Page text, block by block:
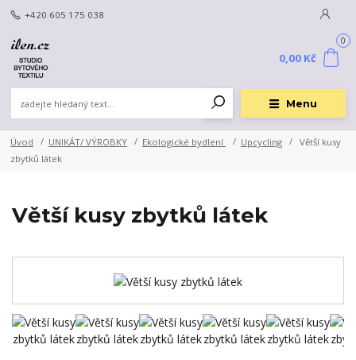
Menu
+420 605 175 038
0
0,00 Kč
Úvod UNIKÁT/ VÝROBKY Ekologické bydlení Upcycling
Větší kusy
zbytků látek
Větší kusy zbytků látek